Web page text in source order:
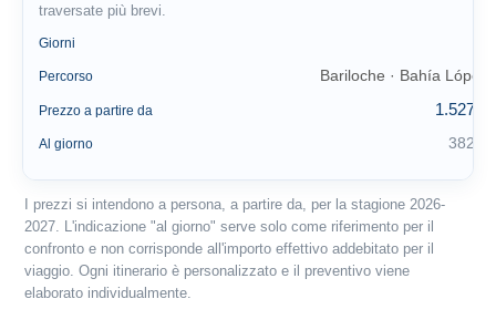
traversate più brevi.
Giorni
Percorso Bariloche · Bahía López
Prezzo a partire da 1.527 €
Al giorno 382 €
I prezzi si intendono a persona, a partire da, per la stagione 2026-
2027. L'indicazione "al giorno" serve solo come riferimento per il
confronto e non corrisponde all'importo effettivo addebitato per il
viaggio. Ogni itinerario è personalizzato e il preventivo viene
elaborato individualmente.